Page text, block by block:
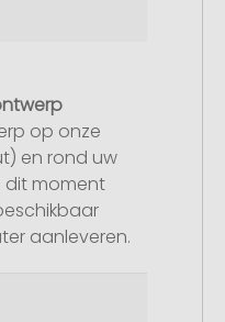
op onze
en rond uw
dit moment
aanleveren.